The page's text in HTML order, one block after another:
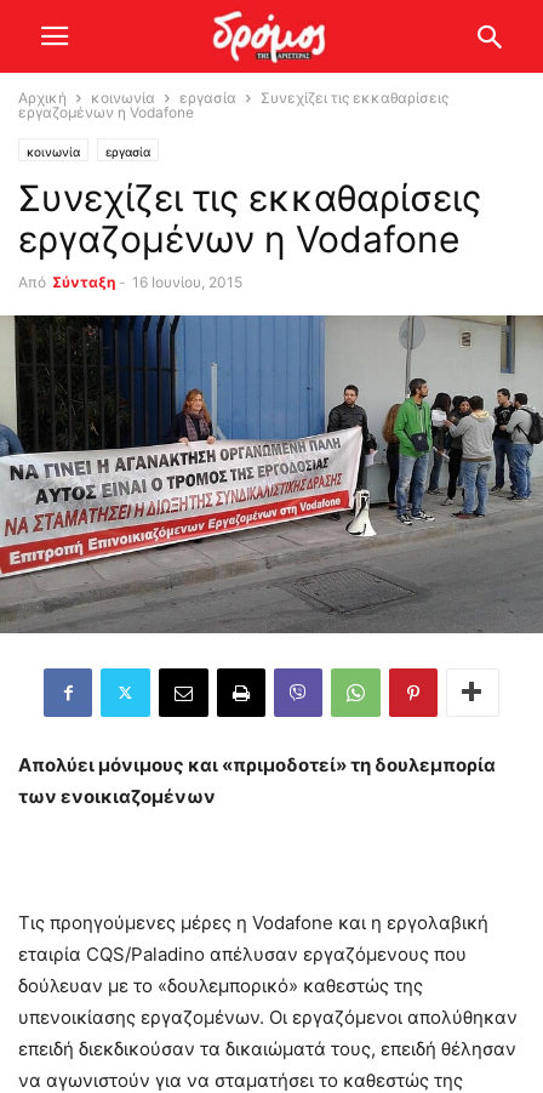
Αρχική κοινωνία εργασία
Συνεχίζει τις εκκαθαρίσεις
εργαζομένων η Vodafone
κοινωνία εργασία
Συνεχίζει τις εκκαθαρίσεις
εργαζομένων η Vodafone
Από Σύνταξη - 16 Ιουνίου, 2015
Απολύει μόνιμους και «πριμοδοτεί» τη δουλεμπορία
των ενοικιαζομένων
Τις προηγούμενες μέρες η Vodafone και η εργολαβική
εταιρία CQS/Paladino απέλυσαν εργαζόμενους που
δούλευαν με το «δουλεμπορικό» καθεστώς της
υπενοικίασης εργαζομένων. Οι εργαζόμενοι απολύθηκαν
επειδή διεκδικούσαν τα δικαιώματά τους, επειδή θέλησαν
να αγωνιστούν για να σταματήσει το καθεστώς της